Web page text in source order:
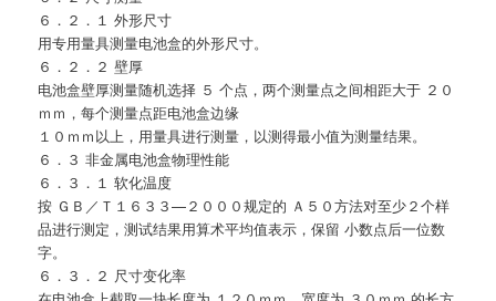
６．２．１ 外形尺寸
用专用量具测量电池盒的外形尺寸。
６．２．２ 壁厚
电池盒壁厚测量随机选择 ５ 个点，两个测量点之间相距大于 ２０
ｍｍ，每个测量点距电池盒边缘
１０ｍｍ以上，用量具进行测量，以测得最小值为测量结果。
６．３ 非金属电池盒物理性能
６．３．１ 软化温度
按 ＧＢ／Ｔ１６３３—２０００规定的 Ａ５０方法对至少２个样
品进行测定，测试结果用算术平均值表示，保留 小数点后一位数
字。
６．３．２ 尺寸变化率